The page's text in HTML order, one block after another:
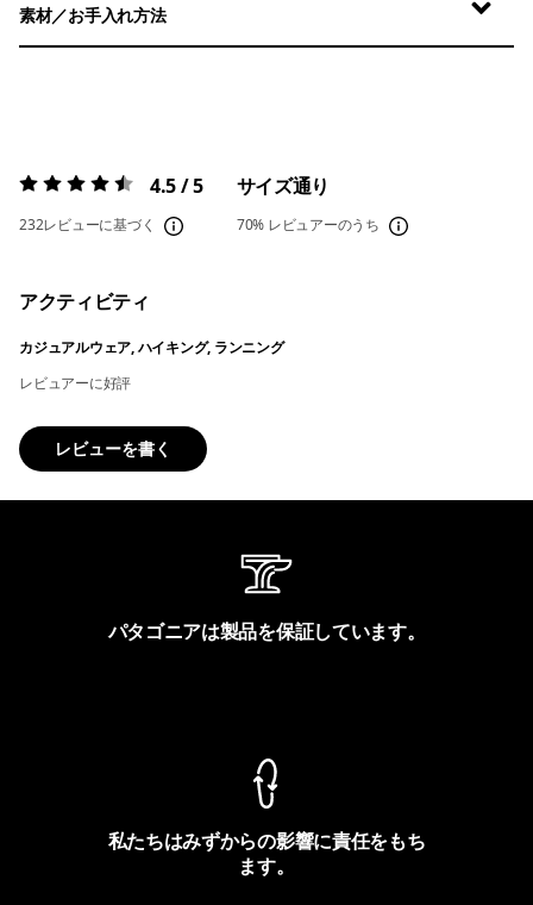
素材／お手入れ方法
評価:4.5 / 5 4.5 / 5
232レビューに基づく
サイズ通り
70% レビュアーのうち
アクティビティ
カジュアルウェア, ハイキング, ランニング
レビュアーに好評
レビューを書く
パタゴニアは製品を保証しています。
私たちはみずからの影響に責任をもち
ます。